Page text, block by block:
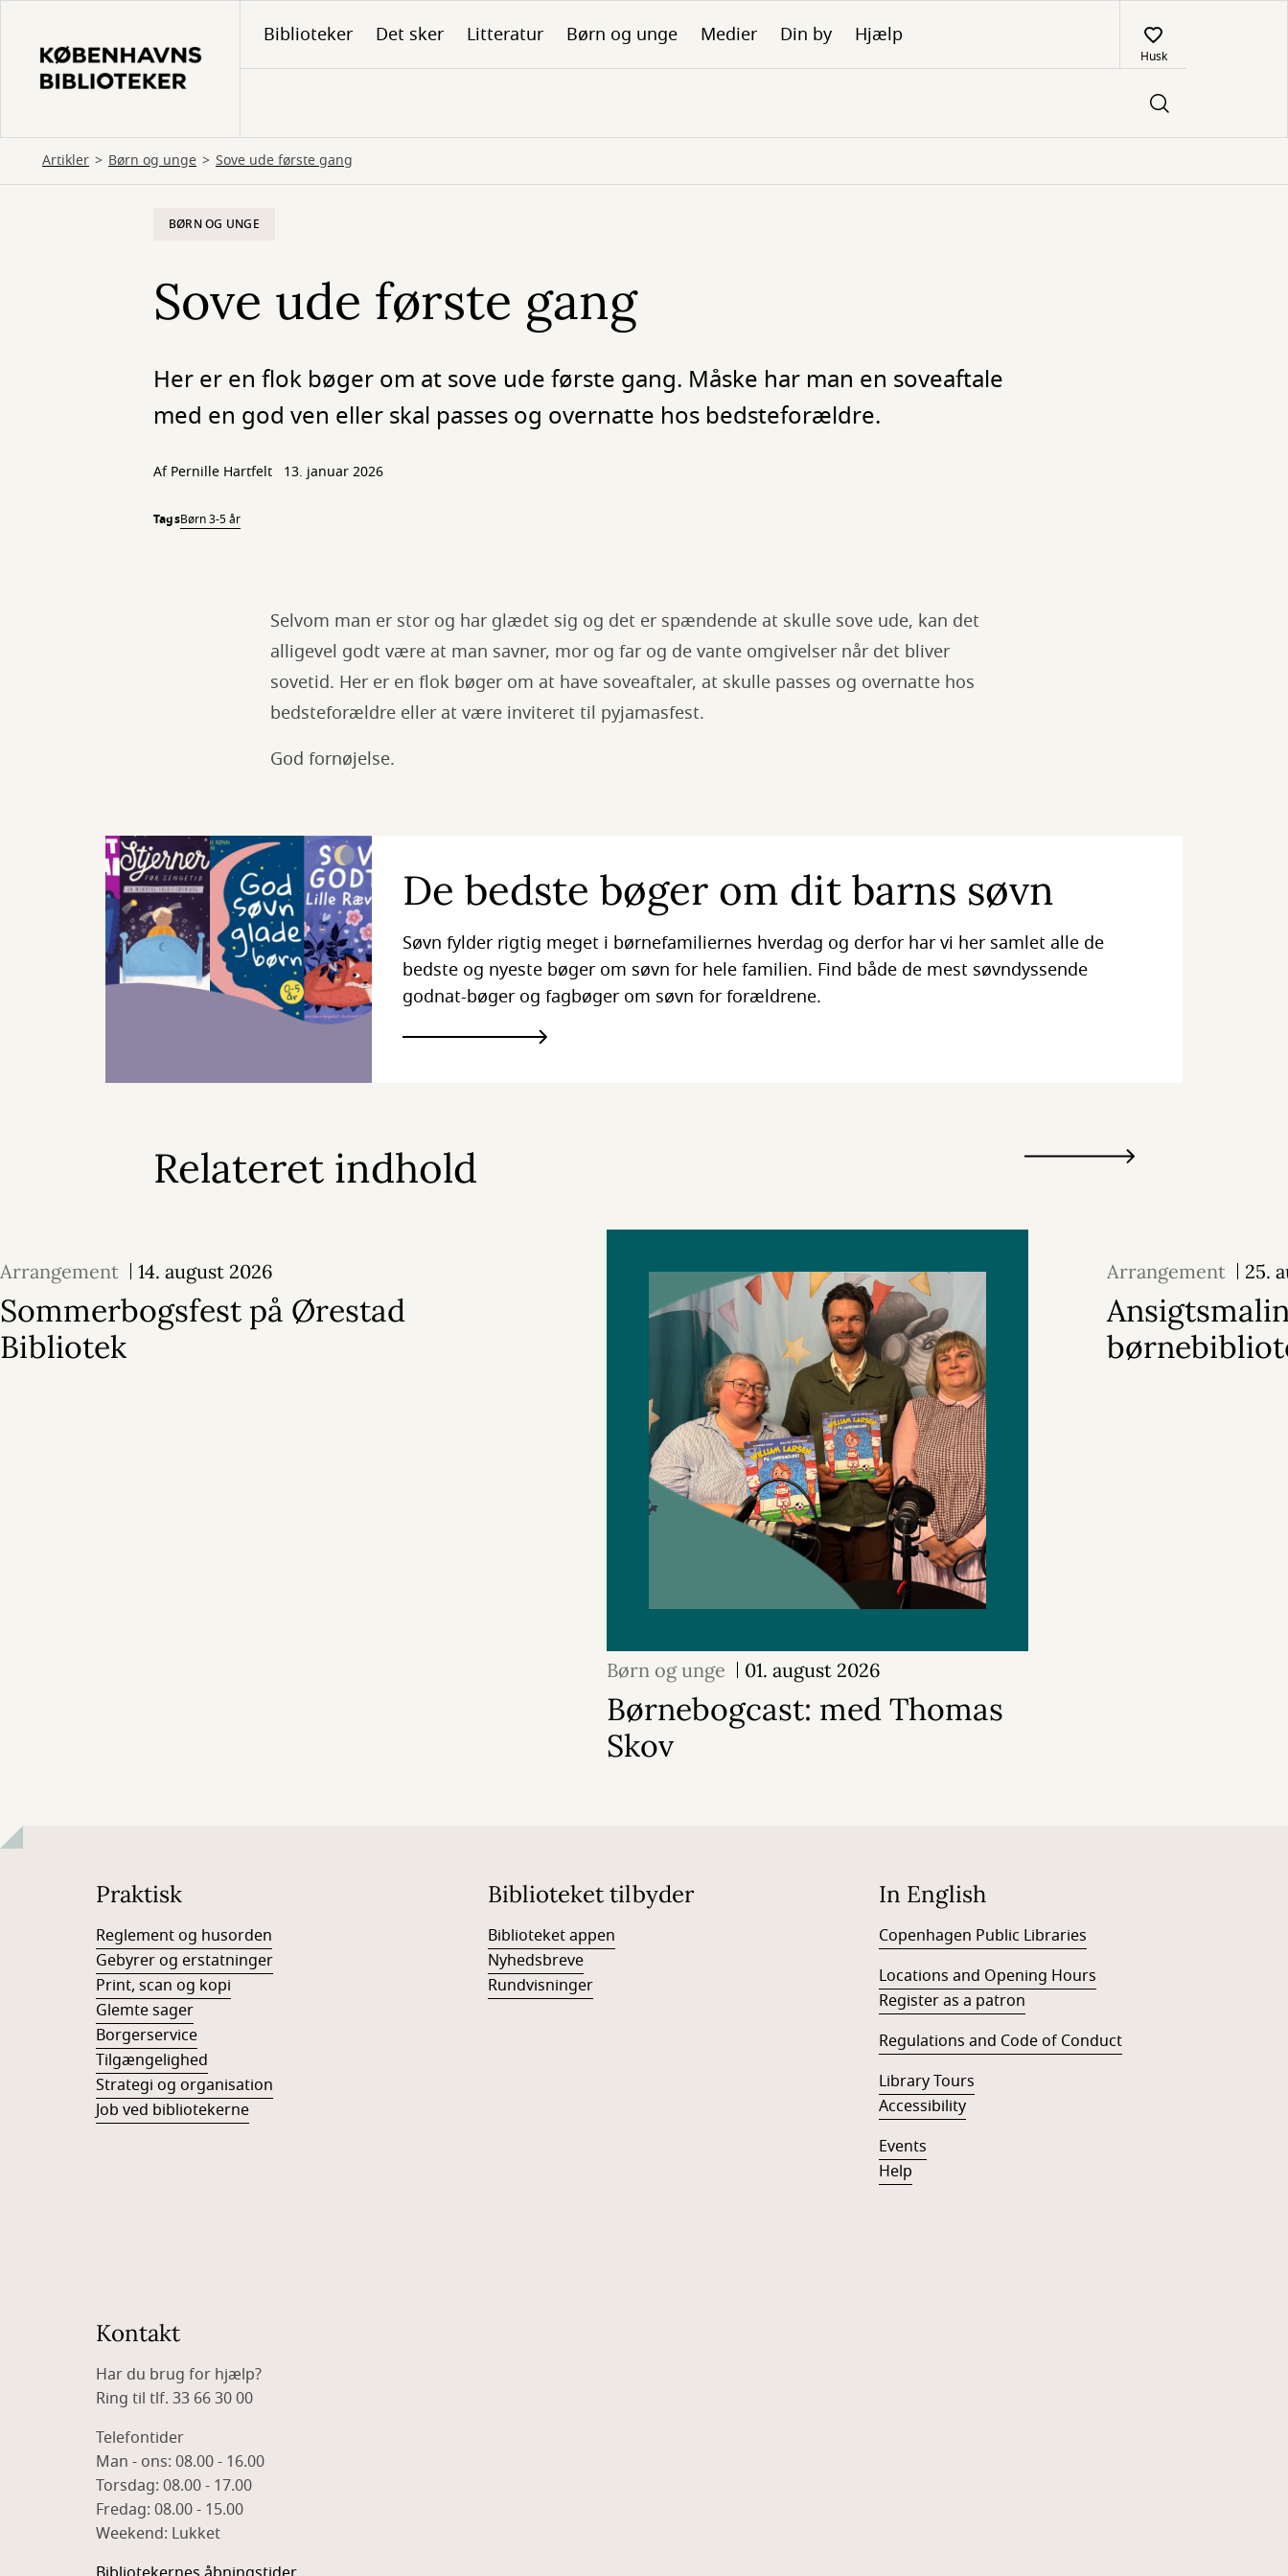
hovedindhold
Biblioteker Det sker Litteratur Børn og unge Medier Din by Hjælp
Husk
Artikler Børn og unge Sove ude første gang
BØRN OG UNGE
Sove ude første gang
Her er en flok bøger om at sove ude første gang. Måske har man en soveaftale
med en god ven eller skal passes og overnatte hos bedsteforældre.
AfPernille Hartfelt 13. januar 2026
TagsBørn 3-5 år
Selvom man er stor og har glædet sig og det er spændende at skulle sove ude, kan det
alligevel godt være at man savner, mor og far og de vante omgivelser når det bliver
sovetid. Her er en flok bøger om at have soveaftaler, at skulle passes og overnatte hos
bedsteforældre eller at være inviteret til pyjamasfest.
God fornøjelse.
De bedste bøger om dit barns søvn
Søvn fylder rigtig meget i børnefamiliernes hverdag og derfor har vi her samlet alle de
bedste og nyeste bøger om søvn for hele familien. Find både de mest søvndyssende
godnat-bøger og fagbøger om søvn for forældrene.
Relateret indhold
Arrangement 14. august 2026
Sommerbogsfest på Ørestad
Bibliotek
Børn og unge 01. august 2026
Børnebogcast: med Thomas
Skov
Arrangement 25.
Praktisk
Reglement og husorden
Gebyrer og erstatninger
Print, scan og kopi
Glemte sager
Borgerservice
Tilgængelighed
Strategi og organisation
Job ved bibliotekerne
Biblioteket tilbyder
Biblioteket appen
Nyhedsbreve
Rundvisninger
In English
Copenhagen Public Libraries
Locations and Opening Hours
Register as a patron
Regulations and Code of Conduct
Library Tours
Accessibility
Events
Help
Kontakt
Har du brug for hjælp?
Ring til tlf. 33 66 30 00
Telefontider
Man - ons: 08.00 - 16.00
Torsdag: 08.00 - 17.00
Fredag: 08.00 - 15.00
Weekend: Lukket